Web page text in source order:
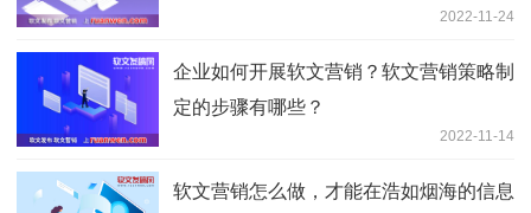
2022-11-24
企业如何开展软文营销？软文营销策略制
定的步骤有哪些？
2022-11-14
软文营销怎么做，才能在浩如烟海的信息